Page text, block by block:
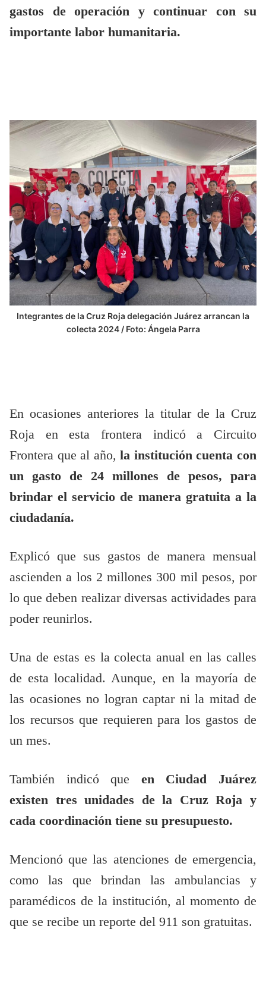
gastos de operación y continuar con su
importante labor humanitaria.
Integrantes de la Cruz Roja delegación Juárez arrancan la
colecta 2024 / Foto: Ángela Parra
En ocasiones anteriores la titular de la Cruz
Roja en esta frontera indicó a Circuito
Frontera que al año,la institución cuenta con
un gasto de 24 millones de pesos, para
brindar el servicio de manera gratuita a la
ciudadanía.
Explicó que sus gastos de manera mensual
ascienden a los 2 millones 300 mil pesos, por
lo que deben realizar diversas actividades para
poder reunirlos.
Una de estas es la colecta anual en las calles
de esta localidad. Aunque, en la mayoría de
las ocasiones no logran captar ni la mitad de
los recursos que requieren para los gastos de
un mes.
También indicó que en Ciudad Juárez
existen tres unidades de la Cruz Roja y
cada coordinación tiene su presupuesto.
Mencionó que las atenciones de emergencia,
como las que brindan las ambulancias y
paramédicos de la institución, al momento de
que se recibe un reporte del 911 son gratuitas.